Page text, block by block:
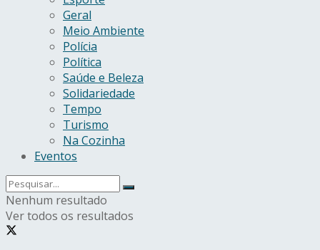
Geral
Meio Ambiente
Polícia
Política
Saúde e Beleza
Solidariedade
Tempo
Turismo
Na Cozinha
Eventos
Nenhum resultado
Ver todos os resultados